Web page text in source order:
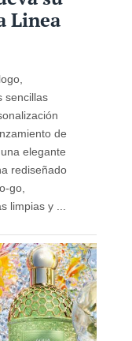
Linea
sencillas
de
elegante
rediseñado
go,
limpias y ...